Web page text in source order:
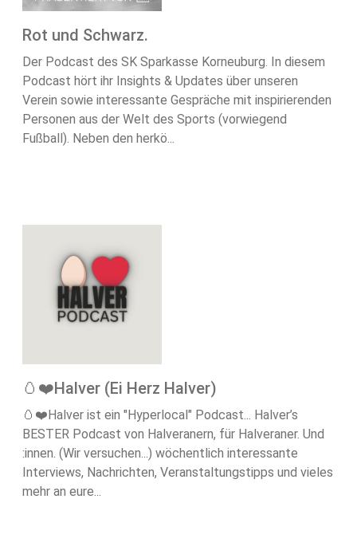
Rot und Schwarz.
Der Podcast des SK Sparkasse Korneuburg. In diesem
Podcast hört ihr Insights & Updates über unseren
Verein sowie interessante Gespräche mit inspirierenden
Personen aus der Welt des Sports (vorwiegend
Fußball). Neben den herkö...
🥚❤️Halver (Ei Herz Halver)
🥚❤️Halver ist ein "Hyperlocal" Podcast... Halver’s
BESTER Podcast von Halveranern, für Halveraner. Und
:innen. (Wir versuchen...) wöchentlich interessante
Interviews, Nachrichten, Veranstaltungstipps und vieles
mehr an eure...